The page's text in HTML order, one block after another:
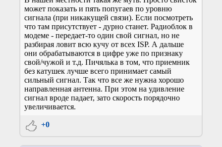
может показать и пять попугаев по уровню
сигнала (при никакущей связи). Если посмотреть
что там присутствует - дурно станет. Радиоблок в
модеме - передает-то один свой сигнал, но не
разбирая ловит всю кучу от всех ISP. А дальше
они обрабатываются в цифре уже по признаку
свой/чужой и т.д. Пичялька в том, что приемник
без катушек лучше всего принимает самый
сильный сигнал. Так что все же нужна хорошо
направленная антенна. При этом на удивление
сигнал вроде падает, зато скорость порядочно
увеличивается.
+0